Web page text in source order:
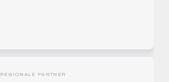
REGIONALE PARTNER